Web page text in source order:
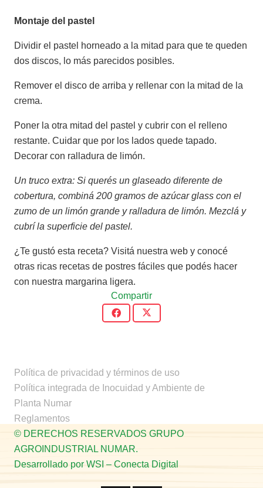
Montaje del pastel
Dividir el pastel horneado a la mitad para que te queden
dos discos, lo más parecidos posibles.
Remover el disco de arriba y rellenar con la mitad de la
crema.
Poner la otra mitad del pastel y cubrir con el relleno
restante. Cuidar que por los lados quede tapado.
Decorar con ralladura de limón.
Un truco extra: Si querés un glaseado diferente de
cobertura, combiná 200 gramos de azúcar glass con el
zumo de un limón grande y ralladura de limón. Mezclá y
cubrí la superficie del pastel.
¿Te gustó esta receta? Visitá nuestra web y conocé
otras ricas recetas de postres fáciles que podés hacer
con nuestra margarina ligera.
Compartir
Política de privacidad y términos de uso
Política integrada de Inocuidad y Ambiente de
Planta Numar
Reglamentos
© DERECHOS RESERVADOS GRUPO
AGROINDUSTRIAL NUMAR.
Desarrollado por WSI – Conecta Digital